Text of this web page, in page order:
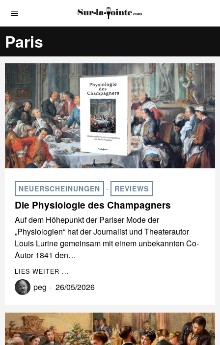
Paris
NEUERSCHEINUNGEN · REVIEWS
Die Physiologie des Champagners
Auf dem Höhepunkt der Pariser Mode der
„Physiologien“ hat der Journalist und Theaterautor
Louis Lurine gemeinsam mit einem unbekannten Co-
Autor 1841 den…
LIES WEITER ...
peg 26/05/2026